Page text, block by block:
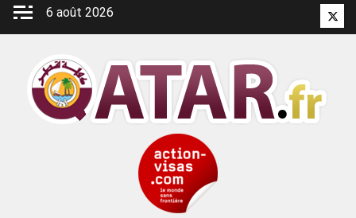
Aller
6 août 2026